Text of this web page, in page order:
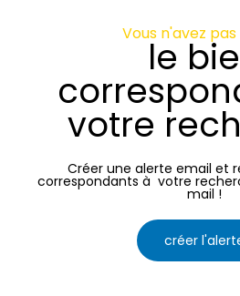
Vous n'avez
le
votre
Créer une alerte email et
correspondants à votre
mail !
créer